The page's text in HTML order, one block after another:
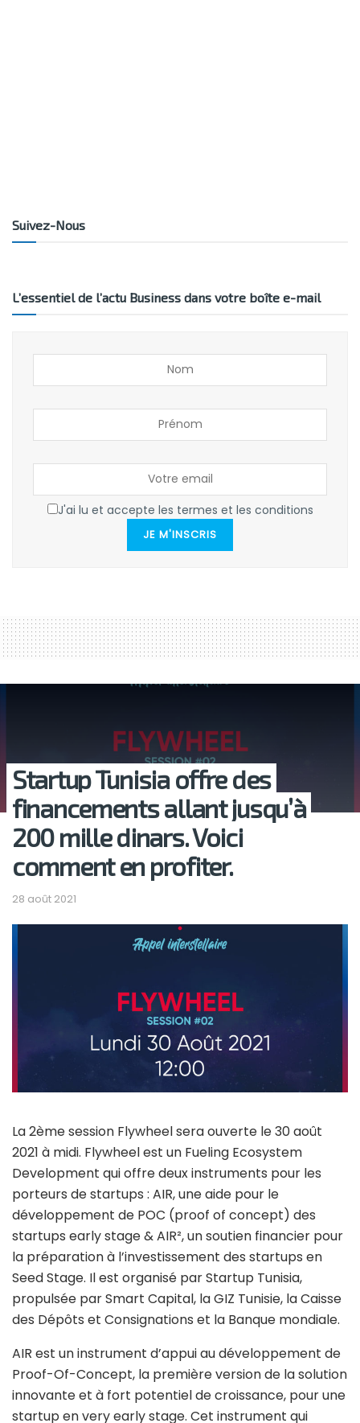
Suivez-Nous
L’essentiel de l’actu Business dans votre boîte e-mail
J'ai lu et accepte les termes et les conditions
JE M'INSCRIS
Startup Tunisia offre des
financements allant jusqu’à
200 mille dinars. Voici
comment en profiter.
28 août 2021
La 2ème session Flywheel sera ouverte le 30 août
2021 à midi. Flywheel est un Fueling Ecosystem
Development qui offre deux instruments pour les
porteurs de startups : AIR, une aide pour le
développement de POC (proof of concept) des
startups early stage & AIR², un soutien financier pour
la préparation à l’investissement des startups en
Seed Stage. Il est organisé par Startup Tunisia,
propulsée par Smart Capital, la GIZ Tunisie, la Caisse
des Dépôts et Consignations et la Banque mondiale.
AIR est un instrument d’appui au développement de
Proof-Of-Concept, la première version de la solution
innovante et à fort potentiel de croissance, pour une
startup en very early stage. Cet instrument qui